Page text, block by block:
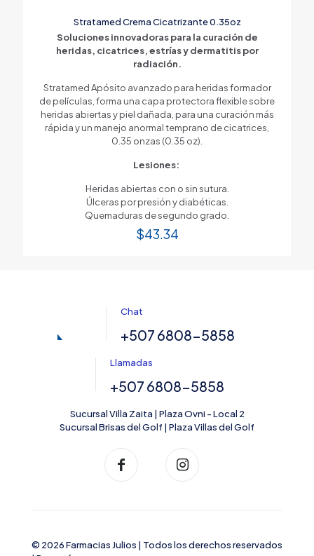
Stratamed Crema Cicatrizante 0.35oz
Soluciones innovadoras para la curación de
heridas, cicatrices, estrías y dermatitis por
radiación.
Stratamed Apósito avanzado para heridas formador
de películas, forma una capa protectora flexible sobre
heridas abiertas y piel dañada, para una curación más
rápida y un manejo anormal temprano de cicatrices,
0.35 onzas (0.35 oz).
Lesiones:
Heridas abiertas con o sin sutura.
Úlceras por presión y diabéticas.
Quemaduras de segundo grado.
$43.34
Chat
+507 6808-5858
Llamadas
+507 6808-5858
Sucursal Villa Zaita | Plaza Ovni - Local 2
Sucursal Brisas del Golf | Plaza Villas del Golf
© 2026 Farmacias Julios | Todos los derechos reservados